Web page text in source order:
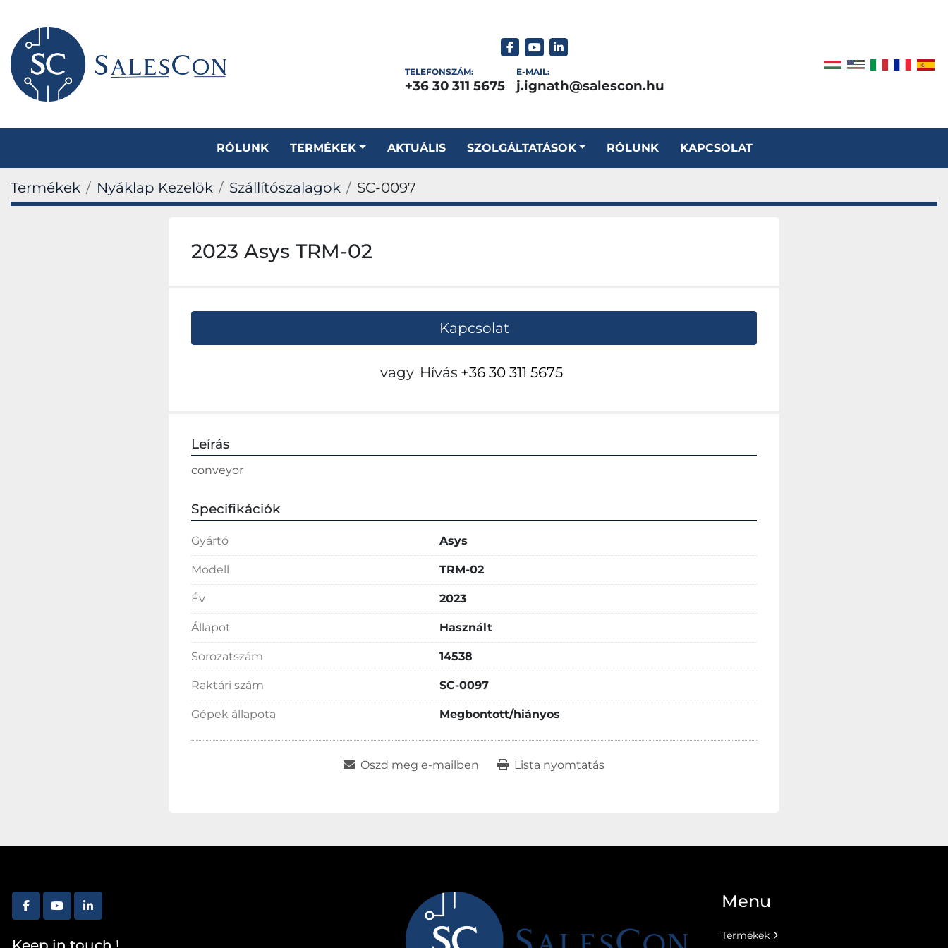
facebook
youtubelinkedin
TELEFONSZÁM:
+36 30 311 5675
E-MAIL:
j.ignath@salescon.hu
RÓLUNK TERMÉKEK AKTUÁLIS SZOLGÁLTATÁSOK RÓLUNK KAPCSOLAT
Termékek Nyáklap Kezelök Szállítószalagok SC-0097
2023 Asys TRM-02
Kapcsolat
vagy Hívás +36 30 311 5675
Leírás
conveyor
Specifikációk
Gyártó Asys
Modell TRM-02
Év 2023
Állapot Használt
Sorozatszám 14538
Raktári szám SC-0097
Gépek állapota Megbontott/hiányos
Oszd meg e-mailben Lista nyomtatás
facebookyoutubelinkedin
Menu
Termékek